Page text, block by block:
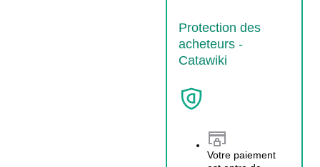
Protection des
acheteurs -
Catawiki
Votre paiement